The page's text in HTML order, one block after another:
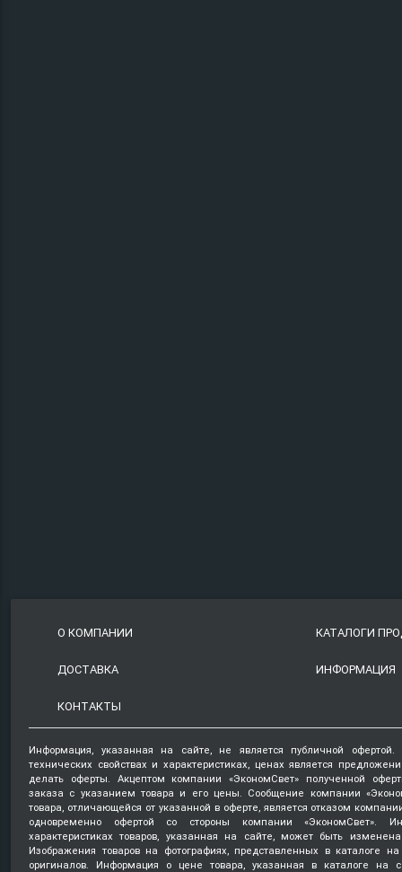
О КОМПАНИИ КАТАЛОГИ
ДОСТАВКА ИНФОРМАЦИЯ
КОНТАКТЫ
Информация, указанная на сайте, не является публичной
технических свойствах и характеристиках, ценах является
делать оферты. Акцептом компании «ЭкономСвет» полученной
заказа с указанием товара и его цены. Сообщение компании
товара, отличающейся от указанной в оферте, является отказом
одновременно офертой со стороны компании «ЭкономСвет».
характеристиках товаров, указанная на сайте, может быть
Изображения товаров на фотографиях, представленных в каталоге на
оригиналов. Информация о цене товара, указанная в каталоге на